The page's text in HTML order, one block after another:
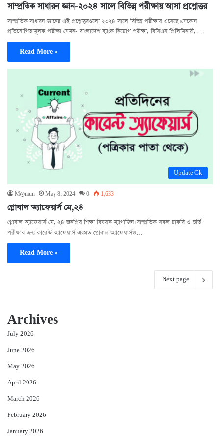
সাম্প্রতিক সাধারন জ্ঞান-২০২৪ সালে বিভিন্ন পরীক্ষায় আসা প্রশ্নোত্তর
সাম্প্রতিক সাধারন জ্ঞানের এই প্রশ্নোত্তরগুলো ২০২৪ সালে বিভিন্ন পরীক্ষায় এসেছে। যেকোন
প্রতিযোগিতামূলক পরীক্ষা যেমন- বাংলাদেশ ব্যাংক নিয়োগ পরীক্ষা, বিসিএস প্রিলিমিনারী,…
Read More »
Update Gk
M@mun May 8, 2024 0 1,633
গ্লোবাল অ্যাফেয়ার্স মে,২৪
গ্লোবাল অ্যাফেয়ার্স মে, ২৪ জনপ্রিয় শিক্ষা বিষয়ক ম্যাগাজিন। সাম্প্রতিক সকল চাকরি ও ভর্তি
পরীক্ষার জন্য কারেন্ট অ্যাফেয়ার্স এরমত গ্লোবাল অ্যাফেয়ার্সও…
Read More »
Next page
Archives
July 2026
June 2026
May 2026
April 2026
March 2026
February 2026
January 2026